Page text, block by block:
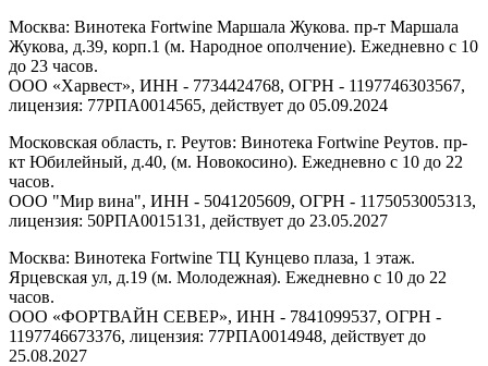
Москва: Винотека Fortwine Маршала Жукова. пр-т Маршала
Жукова, д.39, корп.1 (м. Народное ополчение). Ежедневно с 10
до 23 часов.
ООО «Харвест», ИНН - 7734424768, ОГРН - 1197746303567,
лицензия: 77РПА0014565, действует до 05.09.2024
Московская область, г. Реутов: Винотека Fortwine Реутов. пр-
кт Юбилейный, д.40, (м. Новокосино). Ежедневно с 10 до 22
часов.
ООО "Мир вина", ИНН - 5041205609, ОГРН - 1175053005313,
лицензия: 50РПА0015131, действует до 23.05.2027
Москва: Винотека Fortwine ТЦ Кунцево плаза, 1 этаж.
Ярцевская ул, д.19 (м. Молодежная). Ежедневно с 10 до 22
часов.
ООО «ФОРТВАЙН СЕВЕР», ИНН - 7841099537, ОГРН -
1197746673376, лицензия: 77РПА0014948, действует до
25.08.2027